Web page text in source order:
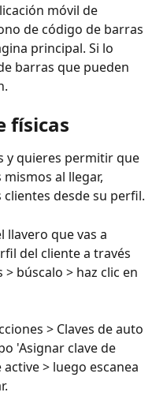
móvil de
de código de barras
principal. Si lo
barras que pueden
físicas
y quieres permitir que
al llegar,
desde su perfil.
llavero que vas a
del cliente a través
búscalo > haz clic en
> Claves de auto
'Asignar clave de
> luego escanea